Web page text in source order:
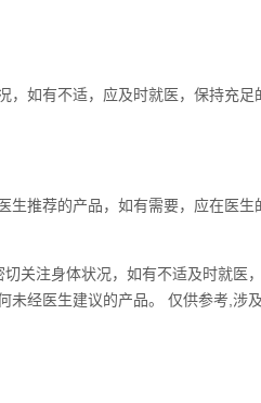
如有不适，应及时就医，保持充足
推荐的产品，如有需要，应在医
关注身体状况，如有不适及时就医
经医生建议的产品。 仅供参考,涉